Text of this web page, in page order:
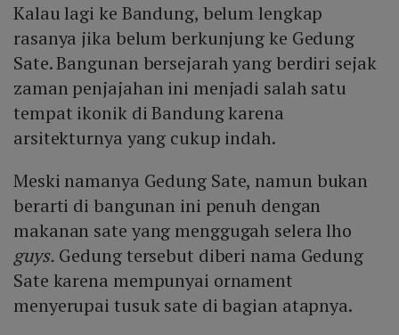
Kalau lagi ke Bandung, belum lengkap
rasanya jika belum berkunjung ke Gedung
Sate. Bangunan bersejarah yang berdiri sejak
zaman penjajahan ini menjadi salah satu
tempat ikonik di Bandung karena
arsitekturnya yang cukup indah.
Meski namanya Gedung Sate, namun bukan
berarti di bangunan ini penuh dengan
makanan sate yang menggugah selera lho
guys. Gedung tersebut diberi nama Gedung
Sate karena mempunyai ornament
menyerupai tusuk sate di bagian atapnya.